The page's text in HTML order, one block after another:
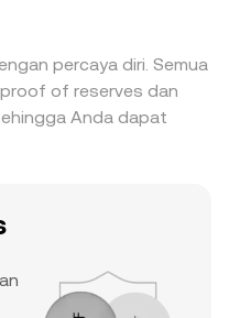
terkenal
aset utama
yang signifikan.
percaya diri. Semua
of reserves dan
Anda dapat